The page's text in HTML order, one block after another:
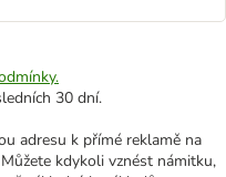
30 dní.
adresu k přímé reklamě na
kdykoli vznést námitku,